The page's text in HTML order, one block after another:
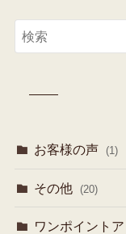
お客様の声 (1)
その他 (20)
ワンポイント